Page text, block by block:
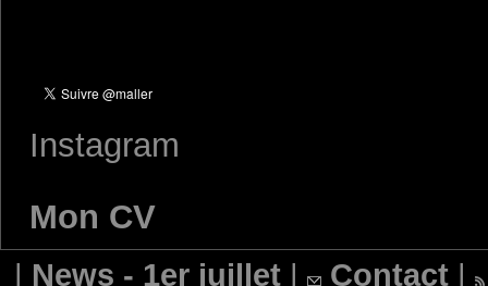
Instagram
Mon CV
| News - 1er juillet | Contact |